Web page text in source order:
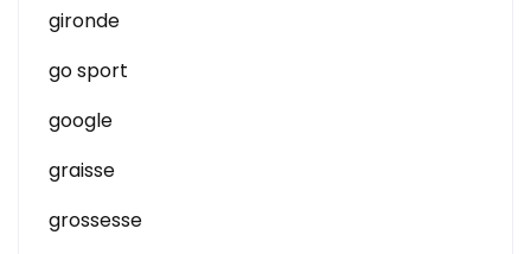
gironde
go sport
google
graisse
grossesse